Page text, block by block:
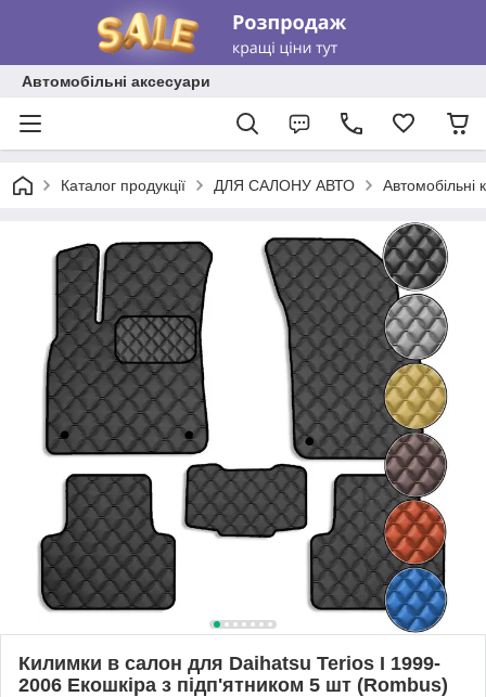
Автомобільні аксесуари
Каталог продукції ДЛЯ САЛОНУ АВТО Автомобільні
Килимки в салон для Daihatsu Terios І 1999-
2006 Екошкіра з підп'ятником 5 шт (Rombus)